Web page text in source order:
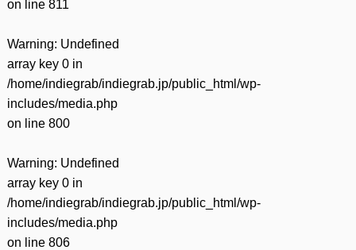
on line 811
Warning: Undefined
array key 0 in
/home/indiegrab/indiegrab.jp/public_html/wp-
includes/media.php
on line 800
Warning: Undefined
array key 0 in
/home/indiegrab/indiegrab.jp/public_html/wp-
includes/media.php
on line 806